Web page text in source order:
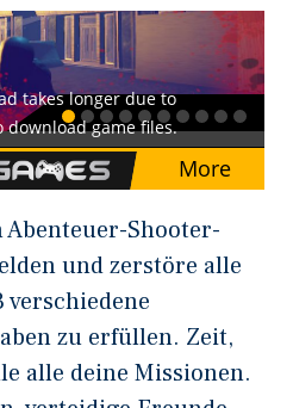
Abenteuer-Shooter-
und zerstöre alle
verschiedene
zu erfüllen. Zeit,
alle deine Missionen.